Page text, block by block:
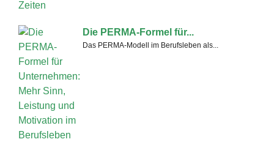
Die PERMA-Formel für...
Das PERMA-Modell im Berufsleben als...